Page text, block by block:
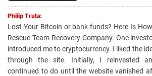
Philip Truta:
Lost Your Bitcoin or bank funds? Here Is
Rescue Team Recovery Company. One
introduced me to cryptocurrency. I liked the
through the site. Initially, I reinvested
continued to do until the website vanished